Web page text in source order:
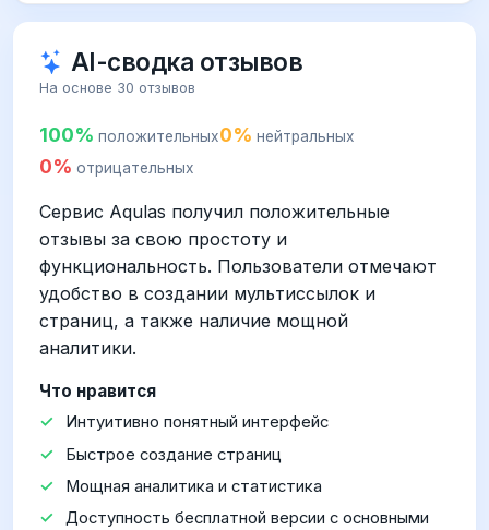
AI-сводка отзывов
На основе 30 отзывов
100% положительных0% нейтральных
0% отрицательных
Сервис Aqulas получил положительные
отзывы за свою простоту и
функциональность. Пользователи отмечают
удобство в создании мультиссылок и
страниц, а также наличие мощной
аналитики.
Что нравится
Интуитивно понятный интерфейс
Быстрое создание страниц
Мощная аналитика и статистика
Доступность бесплатной версии с основными